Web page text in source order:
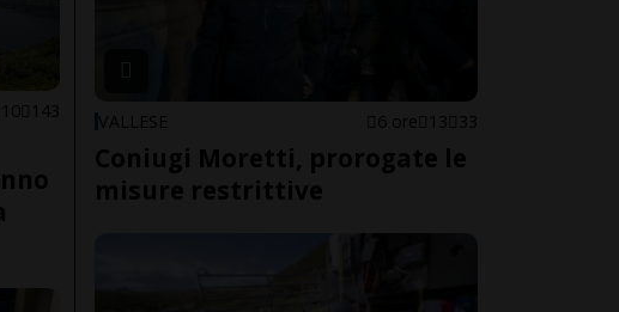
143 VALLESE 6 ore 13 33
Coniugi Moretti, prorogate le
misure restrittive